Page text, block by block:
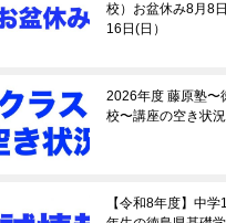
校）お盆休み8月8
16日(日）
2026年度 藤原塾〜
校〜講座の空き状況
【令和8年度】中学